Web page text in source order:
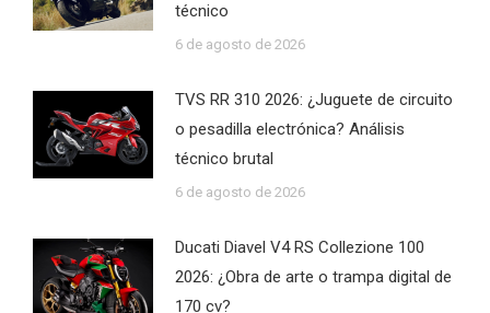
técnico
6 de agosto de 2026
TVS RR 310 2026: ¿Juguete de circuito
o pesadilla electrónica? Análisis
técnico brutal
6 de agosto de 2026
Ducati Diavel V4 RS Collezione 100
2026: ¿Obra de arte o trampa digital de
170 cv?